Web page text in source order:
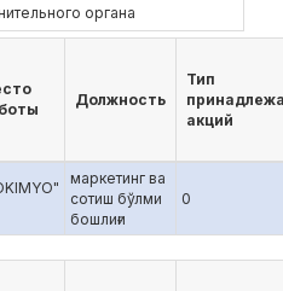
органа
Должность
Тип
акций
маркетинг ва
сотиш бўлми
бошлиғи
0